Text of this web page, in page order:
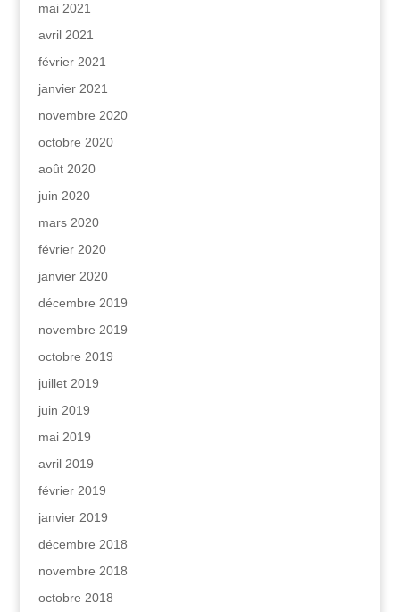
mai 2021
avril 2021
février 2021
janvier 2021
novembre 2020
octobre 2020
août 2020
juin 2020
mars 2020
février 2020
janvier 2020
décembre 2019
novembre 2019
octobre 2019
juillet 2019
juin 2019
mai 2019
avril 2019
février 2019
janvier 2019
décembre 2018
novembre 2018
octobre 2018